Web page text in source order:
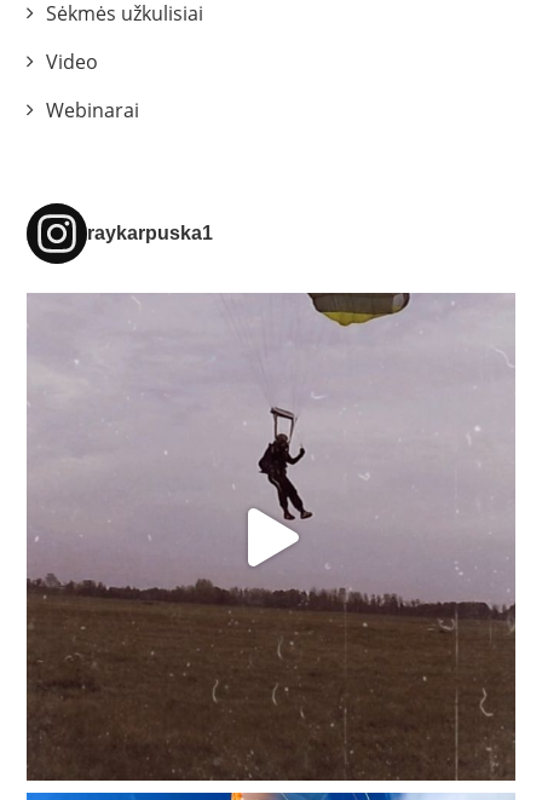
Sėkmės užkulisiai
Video
Webinarai
raykarpuska1